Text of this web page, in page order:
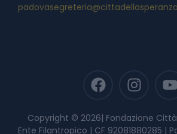
Copyright © 2026| Fondazione
Ente Filantropico | CF 92081880285 |